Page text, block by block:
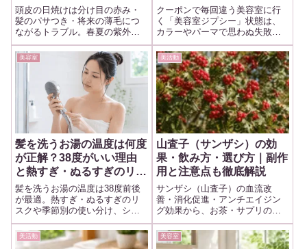
頭皮の日焼けは分け目の赤み・
髪のパサつき・将来の薄毛につ
ながるトラブル。春夏の紫外線
から頭皮を守るUVスプレーや帽
子、スカルプケアまで、今日か
ら始められる7つの対策を現場目
線でまとめました。
クーポンで毎回違う美容室に行
く「美容室ジプシー」状態は、
カラーやパーマで思わぬ失敗を
招きやすいです。現役美容師目
線でまとめた失敗例と、最低限
伝えるべき「3つの履歴」、ジプ
シー卒業の判断基準、履歴を補
うホームケアまで解説します。
美容室
髪を洗うお湯の温度は何度
が正解？38度がいい理由
と熱すぎ・ぬるすぎのリス
ク
髪を洗うお湯の温度は38度前後
が最適。熱すぎ・ぬるすぎのリ
スクや季節別の使い分け、シャ
ンプー選びとの組み合わせま
で、現場目線でわかりやすく解
説します。
美活動
山査子（サンザシ）の効
果・飲み方・選び方｜副作
用と注意点も徹底解説
サンザシ（山査子）の血流改
善・消化促進・アンチエイジン
グ効果から、お茶・サプリの飲
み方・選び方まで徹底解説。副
作用や注意点も詳しくまとめま
した。
美活動 美容室